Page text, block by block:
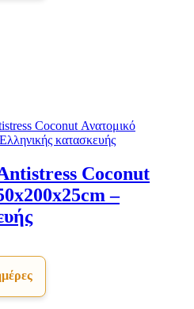
Coconut
–